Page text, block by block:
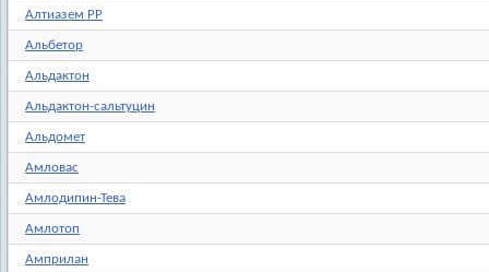
Алтиазем РР
Альбетор
Альдактон
Альдактон-сальтуцин
Альдомет
Амловас
Амлодипин-Тева
Амлотоп
Амприлан